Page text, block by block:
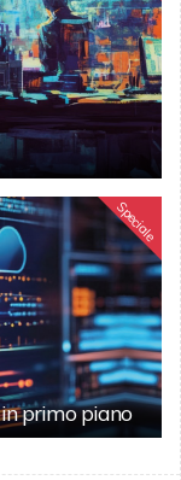
Speciale
primo piano